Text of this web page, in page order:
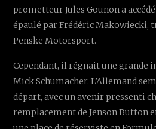
prometteur Jules Gounon a
épaulé par Frédéric Makowiecki,
Penske Motorsport.
Cependant, il régnait une grande
Mick Schumacher. L’Allemand
départ, avec un avenir pressenti
remplacement de Jenson Button